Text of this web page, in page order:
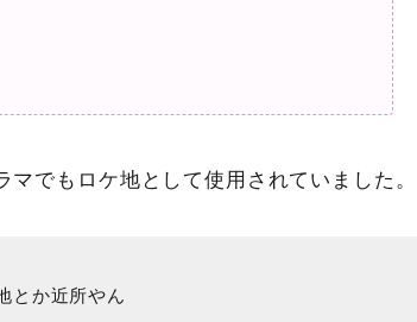
でもロケ地として使用されていました。
とか近所やん